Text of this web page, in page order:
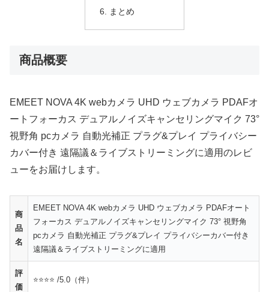
まとめ
商品概要
EMEET NOVA 4K webカメラ UHD ウェブカメラ PDAFオ
ートフォーカス デュアルノイズキャンセリングマイク 73°
視野角 pcカメラ 自動光補正 プラグ&プレイ プライバシー
カバー付き 遠隔議＆ライブストリーミングに適用のレビ
ューをお届けします。
商
品
名
EMEET NOVA 4K webカメラ UHD ウェブカメラ PDAFオート
フォーカス デュアルノイズキャンセリングマイク 73° 視野角
pcカメラ 自動光補正 プラグ&プレイ プライバシーカバー付き
遠隔議＆ライブストリーミングに適用
評
価
⭐⭐⭐⭐ /5.0（件）